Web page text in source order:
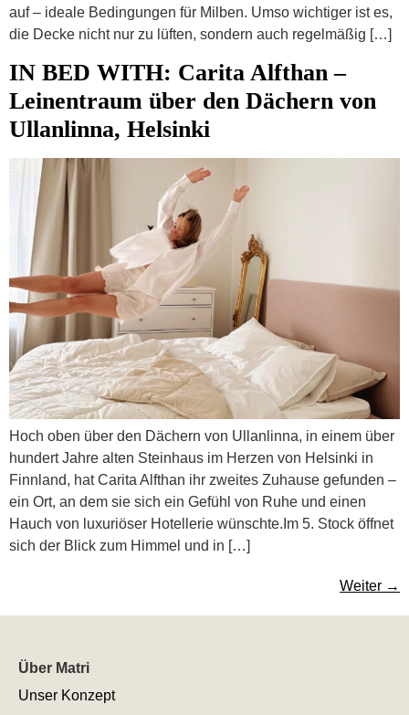
auf – ideale Bedingungen für Milben. Umso wichtiger ist es,
die Decke nicht nur zu lüften, sondern auch regelmäßig […]
IN BED WITH: Carita Alfthan –
Leinentraum über den Dächern von
Ullanlinna, Helsinki
Hoch oben über den Dächern von Ullanlinna, in einem über
hundert Jahre alten Steinhaus im Herzen von Helsinki in
Finnland, hat Carita Alfthan ihr zweites Zuhause gefunden –
ein Ort, an dem sie sich ein Gefühl von Ruhe und einen
Hauch von luxuriöser Hotellerie wünschte.Im 5. Stock öffnet
sich der Blick zum Himmel und in […]
Weiter →
Über Matri
Unser Konzept